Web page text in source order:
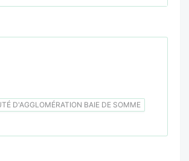
D'AGGLOMÉRATION BAIE DE SOMME